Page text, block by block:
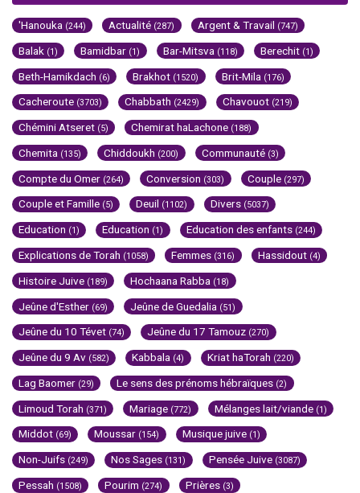
'Hanouka (244) Actualité (287) Argent & Travail (747)
Balak (1) Bamidbar (1) Bar-Mitsva (118) Berechit (1)
Beth-Hamikdach (6) Brakhot (1520) Brit-Mila (176)
Cacheroute (3703) Chabbath (2429) Chavouot (219)
Chémini Atseret (5) Chemirat haLachone (188)
Chemita (135) Chiddoukh (200) Communauté (3)
Compte du Omer (264) Conversion (303) Couple (297)
Couple et Famille (5) Deuil (1102) Divers (5037)
Education (1) Education (1) Education des enfants (244)
Explications de Torah (1058) Femmes (316) Hassidout (4)
Histoire Juive (189) Hochaana Rabba (18)
Jeûne d'Esther (69) Jeûne de Guedalia (51)
Jeûne du 10 Tévet (74) Jeûne du 17 Tamouz (270)
Jeûne du 9 Av (582) Kabbala (4) Kriat haTorah (220)
Lag Baomer (29) Le sens des prénoms hébraïques (2)
Limoud Torah (371) Mariage (772) Mélanges lait/viande (1)
Middot (69) Moussar (154) Musique juive (1)
Non-Juifs (249) Nos Sages (131) Pensée Juive (3087)
Pessah (1508) Pourim (274) Prières (3)